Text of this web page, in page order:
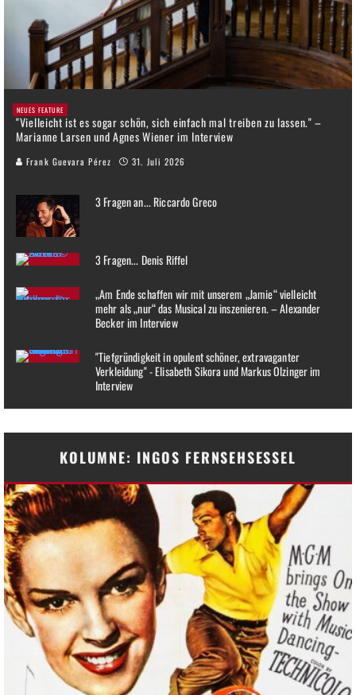
NEUES FEATURE
"Vielleicht ist es sogar schön, sich einfach mal treiben zu lassen." –
Marianne Larsen und Agnes Wiener im Interview
Frank Guevara Pérez 31. Juli 2026
3 Fragen an... Riccardo Greco
3 Fragen... Denis Riffel
„Am Ende schaffen wir mit unserem „Jamie“ vielleicht
mehr als „nur“ das Musical zu inszenieren. – Alexander
Becker im Interview
"Tiefgründigkeit in opulent schöner, extravaganter
Verkleidung" - Elisabeth Sikora und Markus Olzinger im
Interview
KOLUMNE: INGOS FERNSEHSESSEL